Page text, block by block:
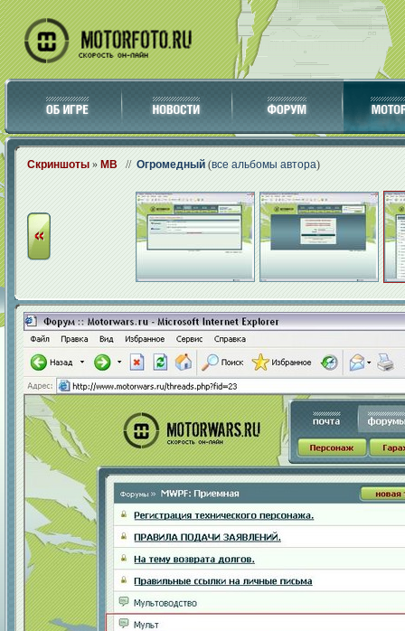
Скриншоты » МВ // Огромедный (все альбомы автора)